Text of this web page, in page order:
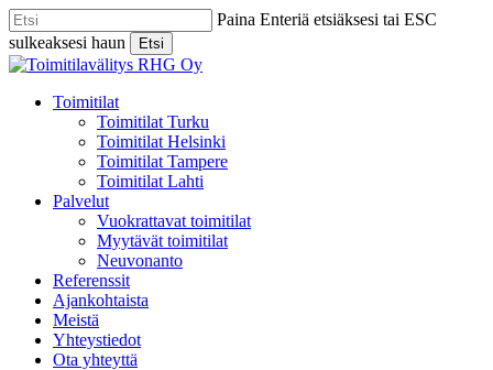
Skip
to
main
content
Paina Enteriä etsiäksesi tai ESC
sulkeaksesi haun
Etsi
Close
Menu
Toimitilat
Toimitilat Turku
Toimitilat Helsinki
Toimitilat Tampere
Toimitilat Lahti
Palvelut
Vuokrattavat toimitilat
Myytävät toimitilat
Neuvonanto
Referenssit
Ajankohtaista
Meistä
Yhteystiedot
Ota yhteyttä